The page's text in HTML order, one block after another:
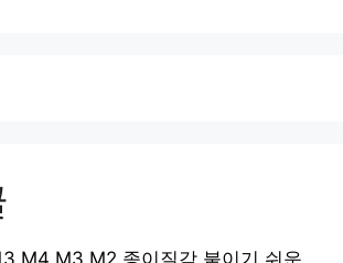
M4 M3 M2 종이질감 붙이기 쉬운